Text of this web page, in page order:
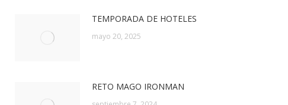
TEMPORADA DE HOTELES
mayo 20, 2025
RETO MAGO IRONMAN